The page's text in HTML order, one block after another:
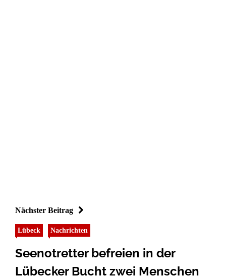
Nächster Beitrag
Lübeck Nachrichten
Seenotretter befreien in der
Lübecker Bucht zwei Menschen